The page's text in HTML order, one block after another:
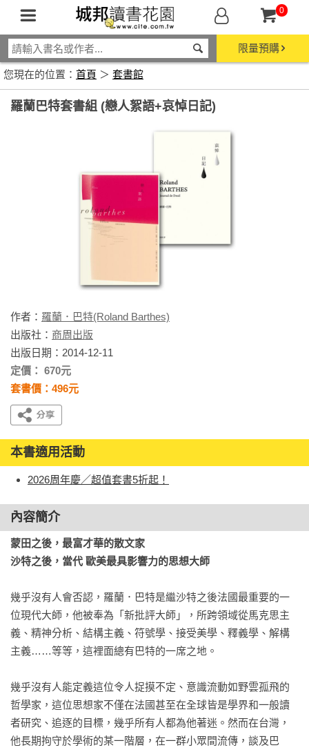
0
限量預購
您現在的位置： 首頁 ＞ 套書館
羅蘭巴特套書組 (戀人絮語+哀悼日記)
作者： 羅蘭．巴特(Roland Barthes)
出版社： 商周出版
出版日期：2014-12-11
定價： 670元
套書價：496元
本書適用活動
2026周年慶／超值套書5折起！
內容簡介
蒙田之後，最富才華的散文家
沙特之後，當代 歐美最具影響力的思想大師
幾乎沒有人會否認，羅蘭．巴特是繼沙特之後法國最重要的一
位現代大師，他被奉為「新批評大師」，所跨領域從馬克思主
義、精神分析、結構主義、符號學、接受美學、釋義學、解構
主義……等等，這裡面總有巴特的一席之地。
幾乎沒有人能定義這位令人捉摸不定、意識流動如野雲孤飛的
哲學家，這位思想家不僅在法國甚至在全球皆是學界和一般讀
者研究、追逐的目標，幾乎所有人都為他著迷。然而在台灣，
他長期拘守於學術的某一階層，在一群小眾間流傳，談及巴